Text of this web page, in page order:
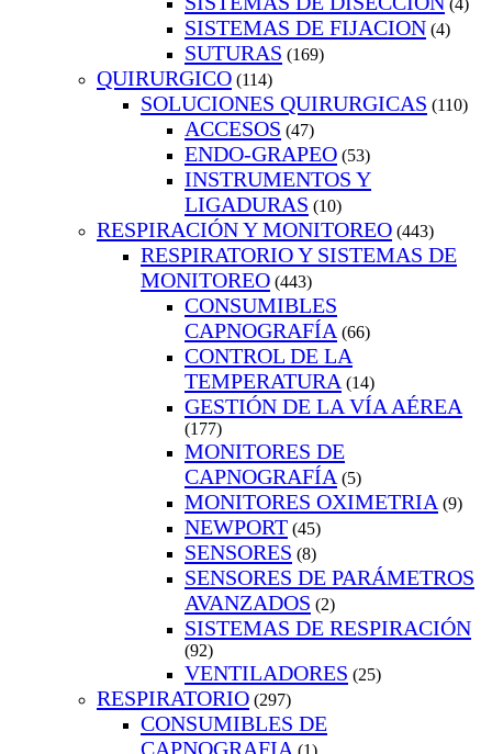
(4)
SISTEMAS DE FIJACION (4)
SUTURAS (169)
QUIRURGICO (114)
SOLUCIONES QUIRURGICAS (110)
ACCESOS (47)
ENDO-GRAPEO (53)
INSTRUMENTOS Y
LIGADURAS (10)
RESPIRACIÓN Y MONITOREO (443)
RESPIRATORIO Y SISTEMAS DE
MONITOREO (443)
CONSUMIBLES
CAPNOGRAFÍA (66)
CONTROL DE LA
TEMPERATURA (14)
GESTIÓN DE LA VÍA AÉREA
(177)
MONITORES DE
CAPNOGRAFÍA (5)
MONITORES OXIMETRIA (9)
NEWPORT (45)
SENSORES (8)
SENSORES DE PARÁMETROS
AVANZADOS (2)
SISTEMAS DE RESPIRACIÓN
(92)
VENTILADORES (25)
RESPIRATORIO (297)
CONSUMIBLES DE
CAPNOGRAFIA